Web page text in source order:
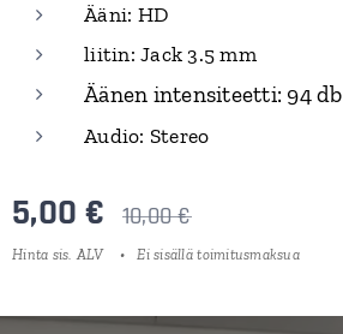
Ääni: HD
liitin: Jack 3.5 mm
Äänen intensiteetti: 94 db
Audio: Stereo
5,00 € 10,00€
Hinta sis. ALV Ei sisällä toimitusmaksua